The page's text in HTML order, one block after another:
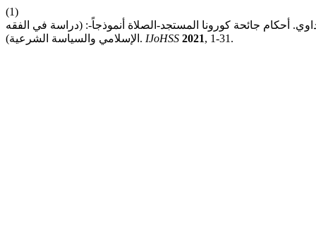
(1)
أحكام جائحة كورونا المستجد-الصلاة أنموذجاً-: (دراسة في الفقه
الإسلامي والسياسة الشرعية). IJoHSS 2021, 1-31.